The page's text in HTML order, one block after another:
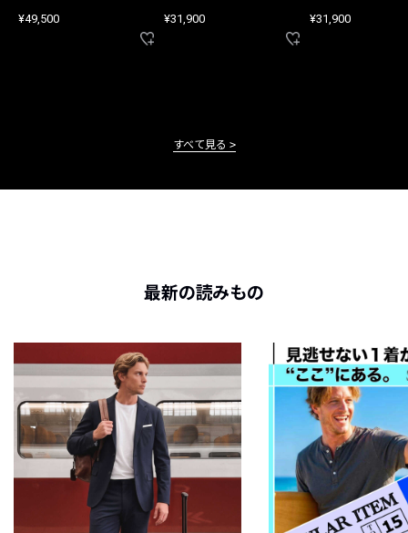
¥49,500 ¥31,900 ¥31,900
すべて見る
最新の読みもの